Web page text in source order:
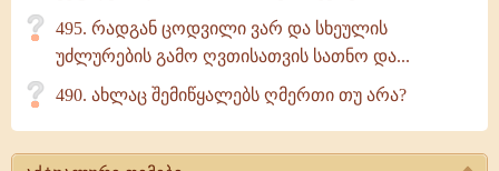
495. რადგან ცოდვილი ვარ და სხეულის
უძლურების გამო ღვთისათვის სათნო და...
490. ახლაც შემიწყალებს ღმერთი თუ არა?